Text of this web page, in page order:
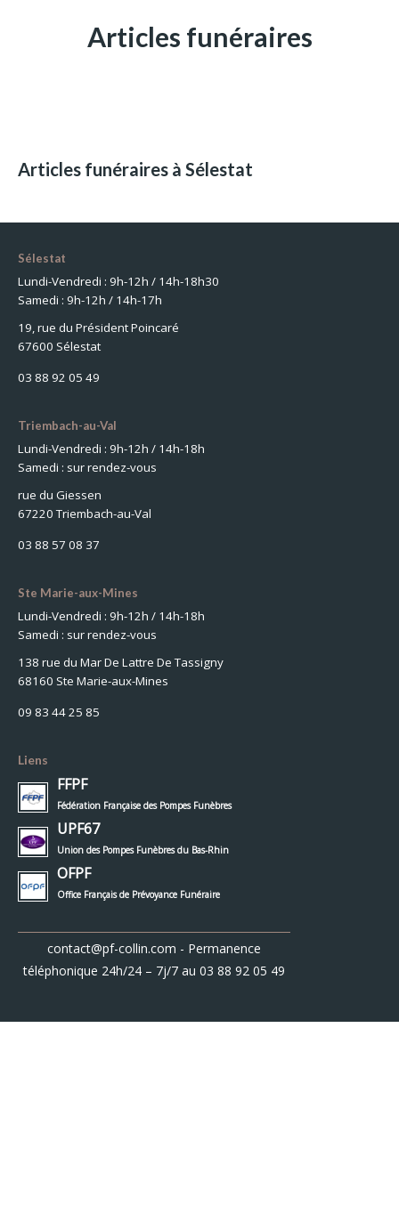
Articles funéraires
Articles funéraires à Sélestat
Sélestat
Lundi-Vendredi : 9h-12h / 14h-18h30
Samedi : 9h-12h / 14h-17h
19, rue du Président Poincaré
67600 Sélestat
03 88 92 05 49
Triembach-au-Val
Lundi-Vendredi : 9h-12h / 14h-18h
Samedi : sur rendez-vous
rue du Giessen
67220 Triembach-au-Val
03 88 57 08 37
Ste Marie-aux-Mines
Lundi-Vendredi : 9h-12h / 14h-18h
Samedi : sur rendez-vous
138 rue du Mar De Lattre De Tassigny
68160 Ste Marie-aux-Mines
09 83 44 25 85
Liens
FFPF
Fédération Française des Pompes Funèbres
UPF67
Union des Pompes Funèbres du Bas-Rhin
OFPF
Office Français de Prévoyance Funéraire
contact@pf-collin.com - Permanence
téléphonique 24h/24 – 7j/7 au 03 88 92 05 49